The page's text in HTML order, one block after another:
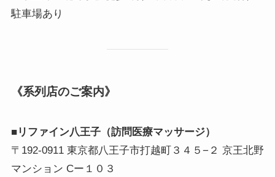
駐車場あり
《系列店のご案内》
■リファイン八王子（訪問医療マッサージ）
〒192-0911 東京都八王子市打越町３４５−２ 京王北野
マンション Cー１０３